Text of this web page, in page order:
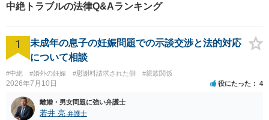
中絶トラブルの法律Q&Aランキング
1
未成年の息子の妊娠問題での示談交渉と法的対応
について相談
#中絶 #婚外の妊娠 #慰謝料請求された側 #親族関係
2026年7月10日 役にたった 4
離婚・男女問題に強い弁護士
若井 亮 弁護士